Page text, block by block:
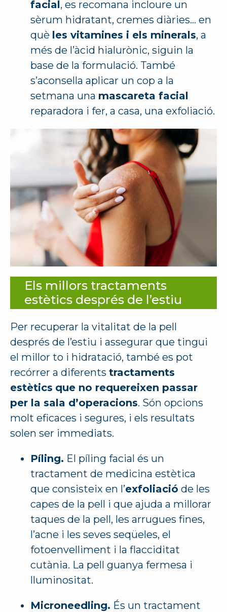
facial, es recomana incloure un
sèrum hidratant, cremes diàries… en
què les vitamines i els minerals, a
més de l’àcid hialurònic, siguin la
base de la formulació. També
s’aconsella aplicar un cop a la
setmana una mascareta facial
reparadora i fer, a casa, una exfoliació.
Els millors tractaments
estètics després de l’estiu
Per recuperar la vitalitat de la pell
després de l’estiu i assegurar que tingui
el millor to i hidratació, també es pot
recórrer a diferents tractaments
estètics que no requereixen passar
per la sala d’operacions. Són opcions
molt eficaces i segures, i els resultats
solen ser immediats.
Píling. El píling facial és un
tractament de medicina estètica
que consisteix en l’exfoliació de les
capes de la pell i que ajuda a millorar
taques de la pell, les arrugues fines,
l’acne i les seves seqüeles, el
fotoenvelliment i la flacciditat
cutània. La pell guanya fermesa i
lluminositat.
Microneedling. És un tractament